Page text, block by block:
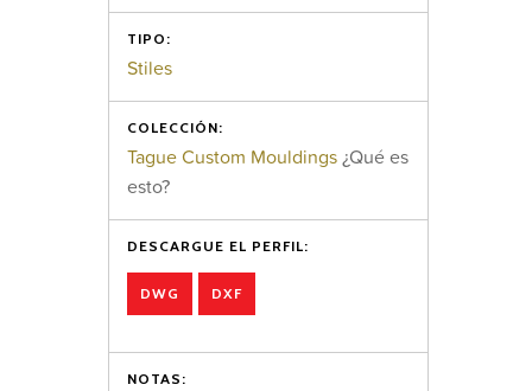
TIPO:
Stiles
COLECCIÓN:
Tague Custom Mouldings¿Qué es
esto?
DESCARGUE EL PERFIL:
DWG DXF
NOTAS: